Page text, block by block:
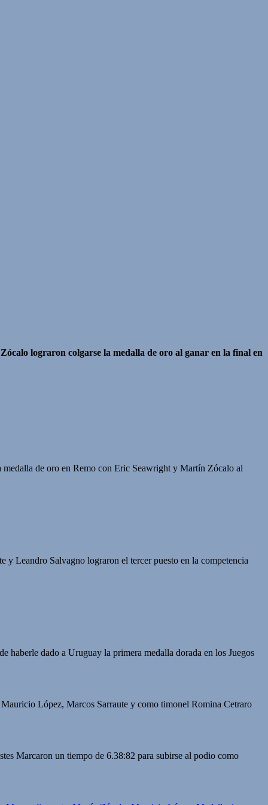
lograron colgarse la medalla de oro al ganar en la final en
de oro en Remo con Eric Seawright y Martín Zócalo al
Leandro Salvagno lograron el tercer puesto en la competencia
haberle dado a Uruguay la primera medalla dorada en los Juegos
López, Marcos Sarraute y como timonel Romina Cetraro
Marcaron un tiempo de 6.38:82 para subirse al podio como